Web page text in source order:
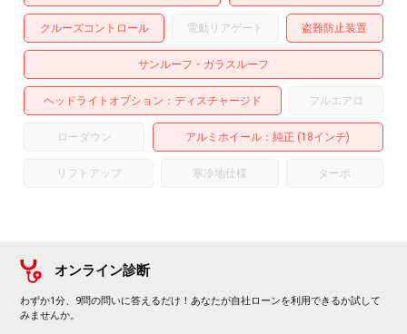
クルーズコントロール 電動リアゲート 盗難防止装置
サンルーフ・ガラスルーフ
ヘッドライトオプション ディスチャージド フルエアロ
ローダウン アルミホイール ：純正 (18インチ)
リフトアップ 寒冷地仕様 ターボ
オンライン診断
わずか1分、9問の問いに答えるだけ！あなたが自社ローンを利用できるか試して
みませんか。